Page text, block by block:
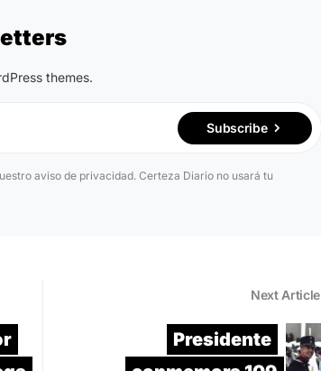
themes.
Subscribe
aviso de privacidad. Certeza Diario no usará tu
Next Article
Presidente